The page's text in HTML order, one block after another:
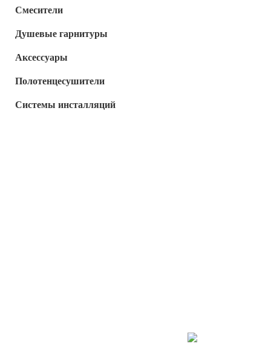
Смесители
Душевые гарнитуры
Аксессуары
Полотенцесушители
Системы инсталляций